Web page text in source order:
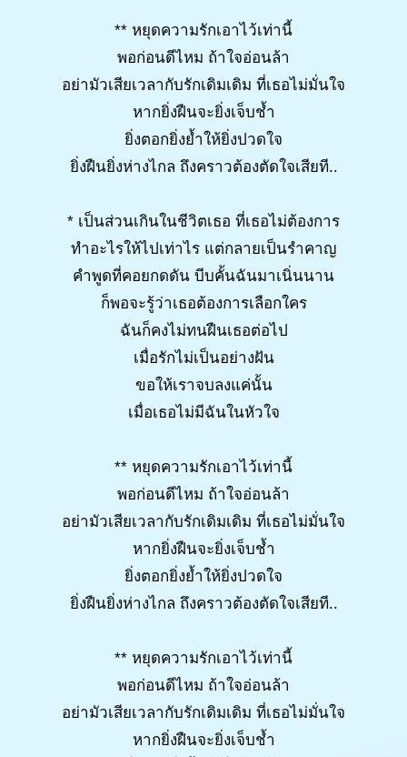
** หยุดความรักเอาไว้เท่านี้
พอก่อนดีไหม ถ้าใจอ่อนล้า
อย่ามัวเสียเวลากับรักเดิมเดิม ที่เธอไม่มั่นใจ
หากยิ่งฝืนจะยิ่งเจ็บช้ำ
ยิ่งตอกยิ่งย้ำให้ยิ่งปวดใจ
ยิ่งฝืนยิ่งห่างไกล ถึงคราวต้องตัดใจเสียที..
* เป็นส่วนเกินในชีวิตเธอ ที่เธอไม่ต้องการ
ทำอะไรให้ไปเท่าไร แต่กลายเป็นรำคาญ
คำพูดที่คอยกดดัน บีบคั้นฉันมาเนิ่นนาน
ก็พอจะรู้ว่าเธอต้องการเลือกใคร
ฉันก็คงไม่ทนฝืนเธอต่อไป
เมื่อรักไม่เป็นอย่างฝัน
ขอให้เราจบลงแค่นั้น
เมื่อเธอไม่มีฉันในหัวใจ
** หยุดความรักเอาไว้เท่านี้
พอก่อนดีไหม ถ้าใจอ่อนล้า
อย่ามัวเสียเวลากับรักเดิมเดิม ที่เธอไม่มั่นใจ
หากยิ่งฝืนจะยิ่งเจ็บช้ำ
ยิ่งตอกยิ่งย้ำให้ยิ่งปวดใจ
ยิ่งฝืนยิ่งห่างไกล ถึงคราวต้องตัดใจเสียที..
** หยุดความรักเอาไว้เท่านี้
พอก่อนดีไหม ถ้าใจอ่อนล้า
อย่ามัวเสียเวลากับรักเดิมเดิม ที่เธอไม่มั่นใจ
หากยิ่งฝืนจะยิ่งเจ็บช้ำ